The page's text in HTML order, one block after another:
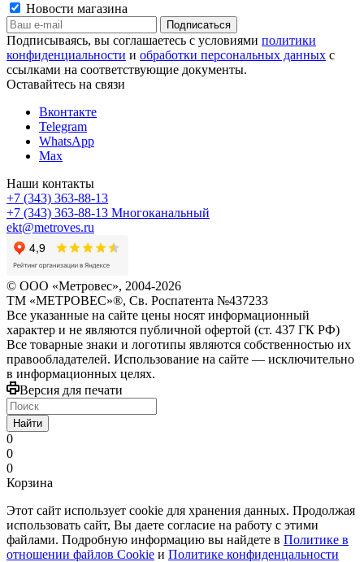
Новости магазина
Подписываясь, вы соглашаетесь с условиями политики
конфиденциальности и обработки персональных данных с
ссылками на соответствующие документы.
Оставайтесь на связи
Вконтакте
Telegram
WhatsApp
Max
Наши контакты
+7 (343) 363-88-13
+7 (343) 363-88-13 Многоканальный
ekt@metroves.ru
© ООО «Метровес», 2004-2026
ТМ «МЕТРОВЕС»®, Св. Роспатента №4​3​7​2​3​3
Все указанные на сайте цены носят информационный
характер и не являются публичной офертой (ст. 437 ГК РФ)
Все товарные знаки и логотипы являются собственностью их
правообладателей. Использование на сайте — исключительно
в информационных целях.
Версия для печати
Найти
0
0
0
Корзина
Этот сайт использует cookie для хранения данных. Продолжая
использовать сайт, Вы даете согласие на работу с этими
файлами. Подробную информацию вы найдете в Политике в
отношении файлов Cookie и Политике конфиденцальности